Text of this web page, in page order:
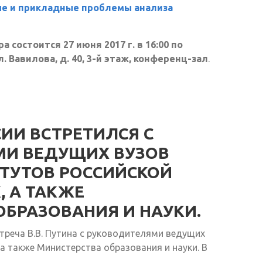
и прикладные проблемы анализа
состоится 27 июня 2017 г. в 16:00 по
д. 40, 3-й этаж, конференц-зал.
ВСТРЕТИЛСЯ С
ВЕДУЩИХ ВУЗОВ
РОССИЙСКОЙ
А ТАКЖЕ
И НАУКИ.
В.В. Путина с руководителями ведущих
также Министерства образования и науки. В